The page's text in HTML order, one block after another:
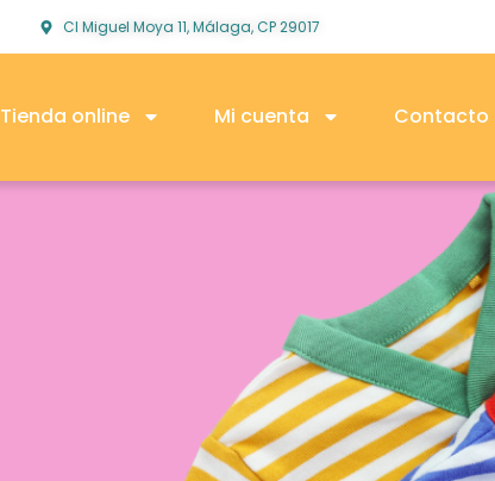
Cl Miguel Moya 11, Málaga, CP 29017
Tienda online Mi cuenta Contacto